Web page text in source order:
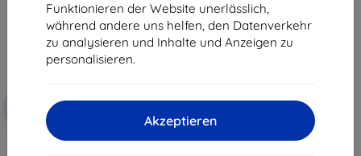
Funktionieren der Website unerlässlich,
während andere uns helfen, den Datenverkehr
zu analysieren und Inhalte und Anzeigen zu
personalisieren.
Akzeptieren
mit
3MK FlexibleGlass HMD Pulse+